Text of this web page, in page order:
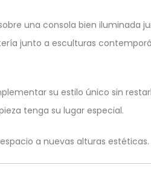
una consola bien iluminada
junto a esculturas
su estilo único sin
tenga su lugar especial.
a nuevas alturas estéticas.